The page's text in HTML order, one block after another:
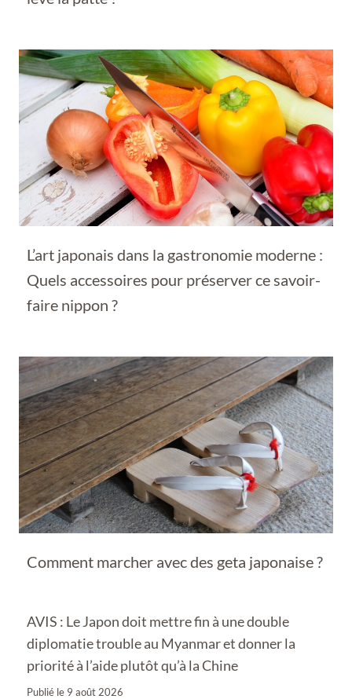
L’art japonais dans la gastronomie moderne :
Quels accessoires pour préserver ce savoir-
faire nippon ?
Comment marcher avec des geta japonaise ?
AVIS : Le Japon doit mettre fin à une double
diplomatie trouble au Myanmar et donner la
priorité à l’aide plutôt qu’à la Chine
Publié le 9 août 2026